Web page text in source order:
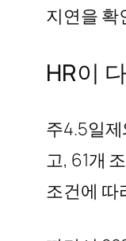
지연을 확
HR이
주4.5일제
고, 61개
조건에 따